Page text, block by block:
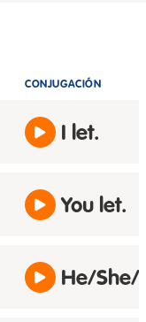
CONJUGACIÓN
I let.
You let.
He/She/